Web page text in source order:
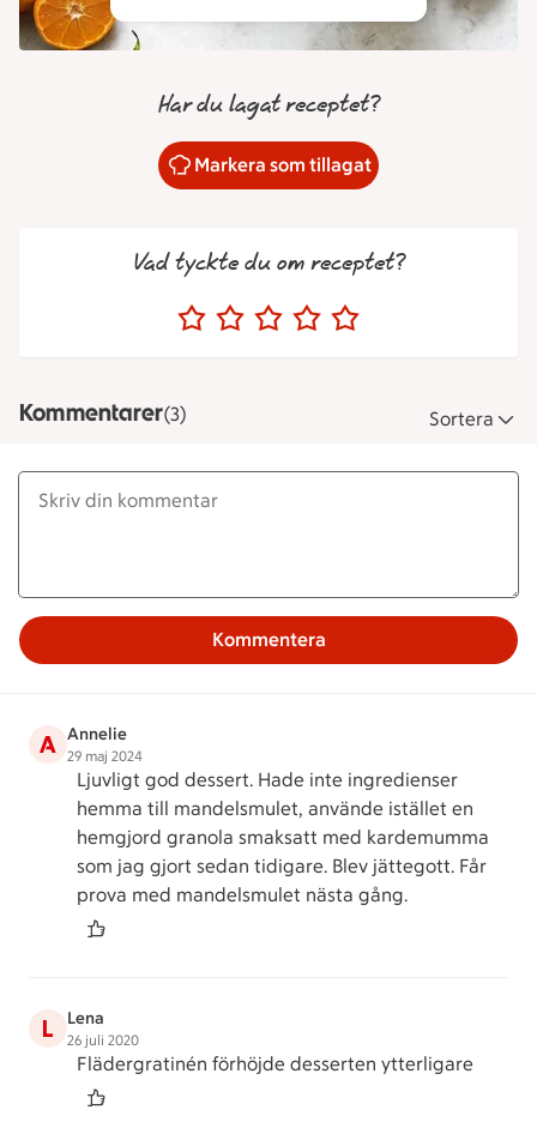
Har du lagat receptet?
Markera som tillagat
Vad tyckte du om receptet?
Kommentarer(3) Sortera
Kommentera
A Annelie
29 maj 2024
Ljuvligt god dessert. Hade inte ingredienser
hemma till mandelsmulet, använde istället en
hemgjord granola smaksatt med kardemumma
som jag gjort sedan tidigare. Blev jättegott. Får
prova med mandelsmulet nästa gång.
L Lena
26 juli 2020
Flädergratinén förhöjde desserten ytterligare